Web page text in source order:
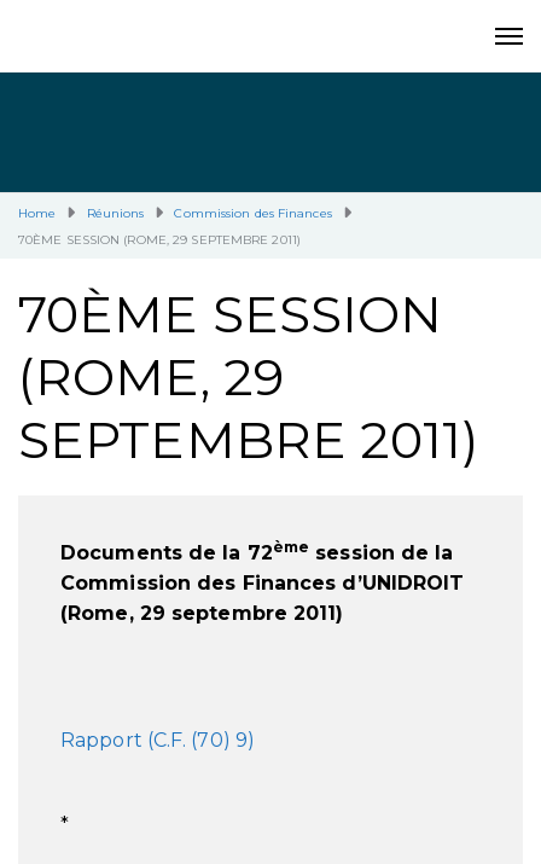
Home Réunions
Commission des Finances
70ÈME SESSION (ROME, 29 SEPTEMBRE 2011)
70ÈME SESSION
(ROME, 29
SEPTEMBRE 2011)
Documents de la 72ème session de la
Commission des Finances d’UNIDROIT
(Rome, 29 septembre 2011)
Rapport (C.F. (70) 9)
*